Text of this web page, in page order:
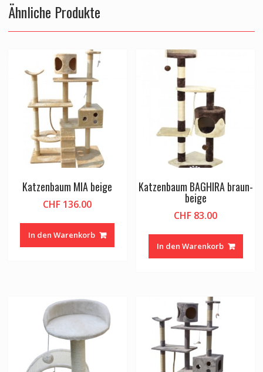
Ähnliche Produkte
Katzenbaum MIA beige
CHF 136.00
In den Warenkorb
Katzenbaum BAGHIRA braun-
beige
CHF 83.00
In den Warenkorb